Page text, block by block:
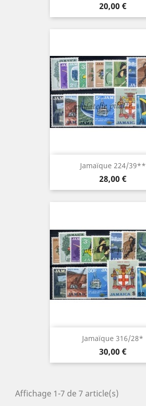
Prix
20,00 €
Jamaïque 224/39**
Prix
28,00 €
Jamaïque 316/28*
Prix
30,00 €
Affichage 1-7 de 7 article(s)